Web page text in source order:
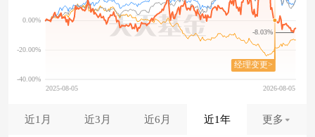
-8.03%
近1月 近3月 近6月 近1年 更多